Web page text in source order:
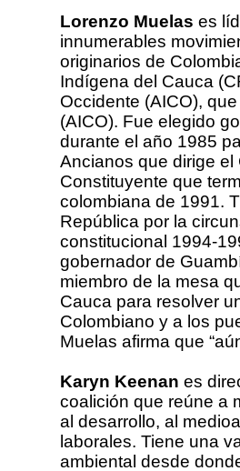
Lorenzo Muelas es
innumerables
originarios de
Indígena del Cauca
Occidente (AICO),
(AICO). Fue elegido
durante el año 1985
Ancianos que dirige el
Constituyente que
colombiana de 1991.
República por la
constitucional 1994-
gobernador de
miembro de la mesa
Cauca para resolver
Colombiano y a los
Muelas afirma que
Karyn Keenan es
coalición que reúne a
al desarrollo, al
laborales. Tiene una
ambiental desde